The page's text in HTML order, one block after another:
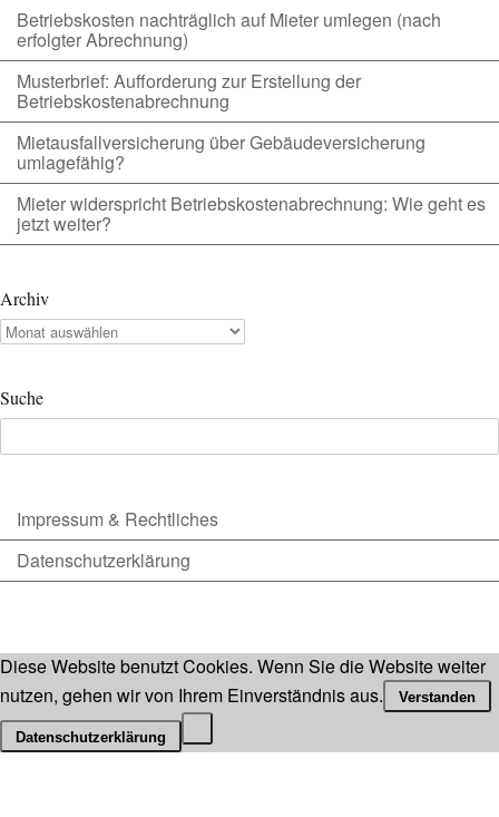
Betriebskosten nachträglich auf Mieter umlegen (nach
erfolgter Abrechnung)
Musterbrief: Aufforderung zur Erstellung der
Betriebskostenabrechnung
Mietausfallversicherung über Gebäudeversicherung
umlagefähig?
Mieter widerspricht Betriebskostenabrechnung: Wie geht es
jetzt weiter?
Archiv
Archiv
Suche
Impressum & Rechtliches
Datenschutzerklärung
Diese Website benutzt Cookies. Wenn Sie die Website weiter
nutzen, gehen wir von Ihrem Einverständnis aus.
Verstanden
Datenschutzerklärung